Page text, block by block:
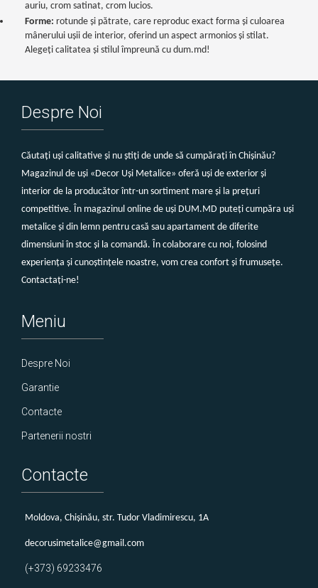
auriu, crom satinat, crom lucios.
Forme: rotunde și pătrate, care reproduc exact forma și culoarea
mânerului ușii de interior, oferind un aspect armonios și stilat.
Alegeți calitatea și stilul împreună cu dum.md!
Despre Noi
Căutați uși calitative și nu știți de unde să cumpărați în Chișinău?
Magazinul de uși «Decor Uși Metalice» oferă uși de exterior și
interior de la producător într-un sortiment mare și la prețuri
competitive. În magazinul online de uși DUM.MD puteți cumpăra uși
metalice și din lemn pentru casă sau apartament de diferite
dimensiuni în stoc și la comandă. În colaborare cu noi, folosind
experiența și cunoștințele noastre, vom crea confort și frumusețe.
Contactați-ne!
Meniu
Despre Noi
Garantie
Contacte
Partenerii nostri
Contacte
Мoldova, Chișinău, str. Tudor Vladimirescu, 1A
decorusimetalice@gmail.com
(+373) 69233476